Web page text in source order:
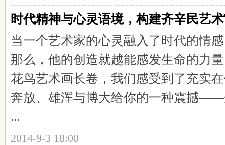
时代精神与心灵语境，构建齐辛民艺
当一个艺术家的心灵融入了时代的情
那么，他的创造就越能感发生命的力
花鸟艺术画长卷，我们感受到了充实
奔放、雄浑与博大给你的一种震撼
...
2014-9-3 18:00